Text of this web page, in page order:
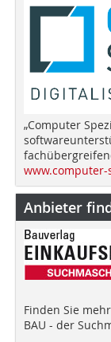
„Computer
Anbieter
Finden Sie
BAU - der